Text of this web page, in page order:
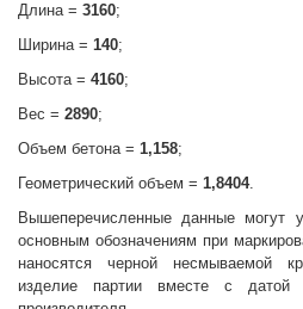
Длина = 3160;
Ширина = 140;
Высота = 4160;
Вес = 2890;
Объем бетона = 1,158;
Геометрический объем = 1,8404.
Вышеперечисленные данные могут
основным обозначениям при
наносятся черной несмываемой
изделие партии вместе с датой